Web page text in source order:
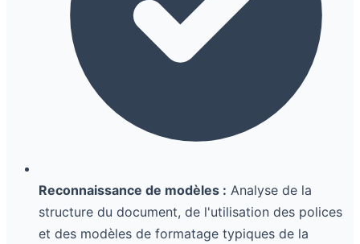
Reconnaissance de modèles : Analyse de la
structure du document, de l'utilisation des polices
et des modèles de formatage typiques de la